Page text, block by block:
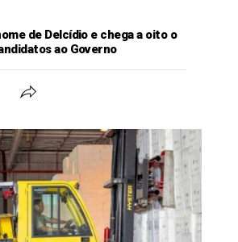
de Delcídio e chega a oito o
ao Governo